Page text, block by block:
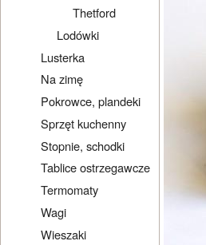
Thetford
Lodówki
Lusterka
Na zimę
Pokrowce, plandeki
Sprzęt kuchenny
Stopnie, schodki
Tablice ostrzegawcze
Termomaty
Wagi
Wieszaki